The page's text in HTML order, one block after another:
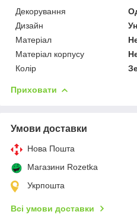
Декорування
Дизайн
Матеріал
Матеріал корпусу
Колір
Приховати
Умови доставки
Нова Пошта
Магазини Rozetka
Укрпошта
Всі умови доставки